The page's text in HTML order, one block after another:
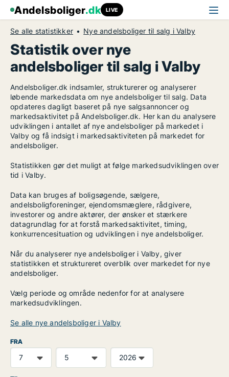
Andelsboliger.dk LIVE
Se alle statistikker Nye andelsboliger til salg i Valby
Statistik over nye
andelsboliger til salg i Valby
Andelsboliger.dk indsamler, strukturerer og analyserer
løbende markedsdata om nye andelsboliger til salg. Data
opdateres dagligt baseret på nye salgsannoncer og
markedsaktivitet på Andelsboliger.dk. Her kan du analysere
udviklingen i antallet af nye andelsboliger på markedet i
Valby og få indsigt i markedsaktiviteten på markedet for
andelsboliger.
Statistikken gør det muligt at følge markedsudviklingen over
tid i Valby.
Data kan bruges af boligsøgende, sælgere,
andelsboligforeninger, ejendomsmæglere, rådgivere,
investorer og andre aktører, der ønsker et stærkere
datagrundlag for at forstå markedsaktivitet, timing,
konkurrencesituation og udviklingen i nye andelsboliger.
Når du analyserer nye andelsboliger i Valby, giver
statistikken et struktureret overblik over markedet for nye
andelsboliger.
Vælg periode og område nedenfor for at analysere
markedsudviklingen.
Se alle nye andelsboliger i Valby
FRA